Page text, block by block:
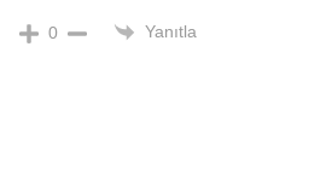
0 Yanıtla